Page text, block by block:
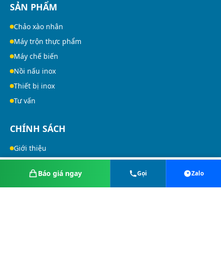
Báo giá ngay Gọi Zalo
SẢN PHẨM
Chảo xào nhân
Máy trộn thực phẩm
Máy chế biến
Nồi nấu inox
Thiết bị inox
Tư vấn
CHÍNH SÁCH
Giới thiệu
Chính sách đổi trả